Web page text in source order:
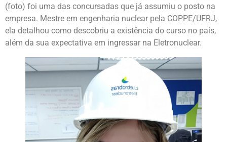
(foto) foi uma das concursadas que já assumiu o posto na
empresa. Mestre em engenharia nuclear pela COPPE/UFRJ,
ela detalhou como descobriu a existência do curso no país,
além da sua expectativa em ingressar na Eletronuclear.